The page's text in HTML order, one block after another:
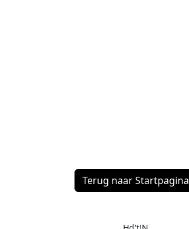
Terug naar Startpagina